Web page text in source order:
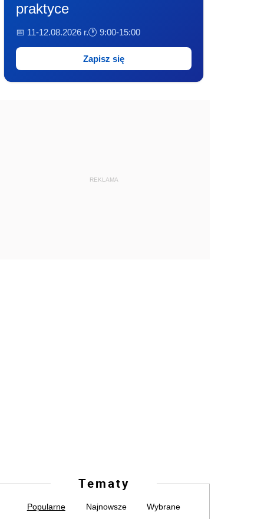
praktyce
📅 11-12.08.2026 r.🕐 9:00-15:00
Zapisz się
REKLAMA
Tematy
Popularne Najnowsze Wybrane